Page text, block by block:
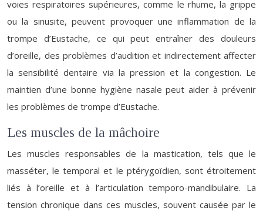
voies respiratoires supérieures, comme le rhume, la grippe
ou la sinusite, peuvent provoquer une inflammation de la
trompe d’Eustache, ce qui peut entraîner des douleurs
d’oreille, des problèmes d’audition et indirectement affecter
la sensibilité dentaire via la pression et la congestion. Le
maintien d’une bonne hygiène nasale peut aider à prévenir
les problèmes de trompe d’Eustache.
Les muscles de la mâchoire
Les muscles responsables de la mastication, tels que le
masséter, le temporal et le ptérygoïdien, sont étroitement
liés à l’oreille et à l’articulation temporo-mandibulaire. La
tension chronique dans ces muscles, souvent causée par le